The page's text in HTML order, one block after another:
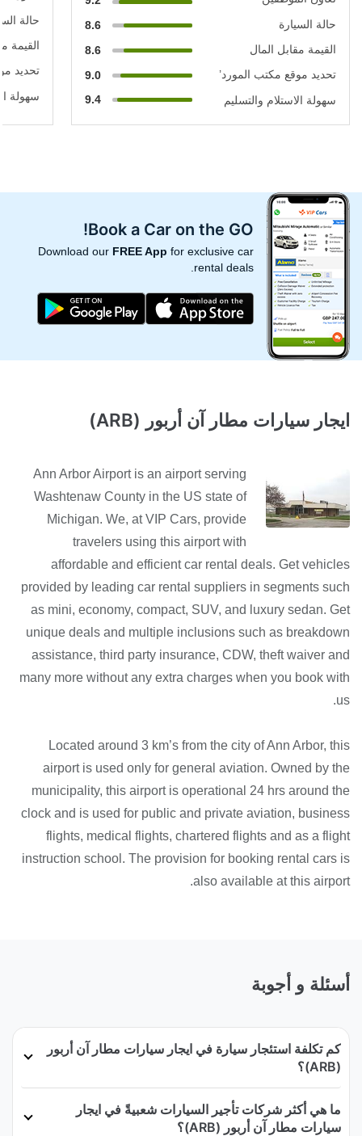
حالة السيارة
8.6
القيمة مقابل المال
8.6
تحديد موقع مكتب المورد’
9.0
سهولة الاستلام والتسليم
9.4
حالة
القيمة
تحديد
سهولة
Book a Car on the GO!
Download our FREE App for exclusive car
rental deals.
ايجار سيارات مطار آن أربور (ARB)
Ann Arbor Airport is an airport serving
Washtenaw County in the US state of
Michigan. We, at VIP Cars, provide
travelers using this airport with
affordable and efficient car rental deals. Get vehicles
provided by leading car rental suppliers in segments such
as mini, economy, compact, SUV, and luxury sedan. Get
unique deals and multiple inclusions such as breakdown
assistance, third party insurance, CDW, theft waiver and
many more without any extra charges when you book with
us.
Located around 3 km’s from the city of Ann Arbor, this
airport is used only for general aviation. Owned by the
municipality, this airport is operational 24 hrs around the
clock and is used for public and private aviation, business
flights, medical flights, chartered flights and as a flight
instruction school. The provision for booking rental cars is
also available at this airport.
أسئلة و أجوبة
كم تكلفة استئجار سيارة في ايجار سيارات مطار آن أربور
(ARB)؟
ما هي أكثر شركات تأجير السيارات شعبيةً في ايجار
سيارات مطار آن أربور (ARB)؟